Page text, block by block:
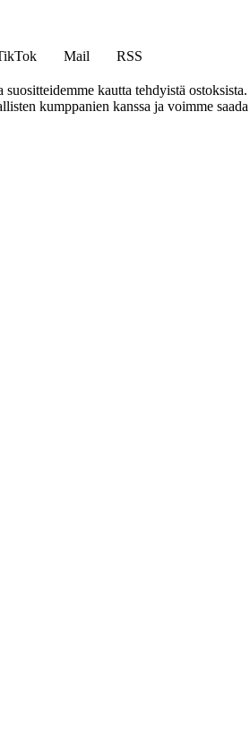
Mail
RSS
kautta tehdyistä ostoksista.
kumppanien kanssa ja voimme